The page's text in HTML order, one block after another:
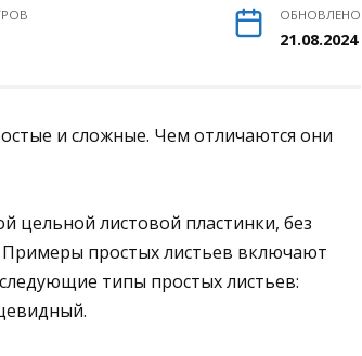
ОБНОВЛЕНО
21.08.2024
и сложные. Чем отличаются они
цельной листовой пластинки, без
простых листьев включают
типы простых листьев: